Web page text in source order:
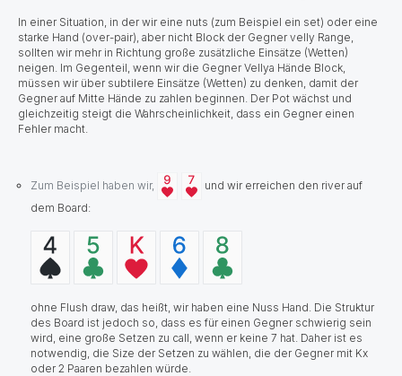
In einer Situation, in der wir eine nuts (zum Beispiel ein set) oder eine
starke Hand (over-pair), aber nicht Block der Gegner velly Range,
sollten wir mehr in Richtung große zusätzliche Einsätze (Wetten)
neigen. Im Gegenteil, wenn wir die Gegner Vellya Hände Block,
müssen wir über subtilere Einsätze (Wetten) zu denken, damit der
Gegner auf Mitte Hände zu zahlen beginnen. Der Pot wächst und
gleichzeitig steigt die Wahrscheinlichkeit, dass ein Gegner einen
Fehler macht.
Zum Beispiel haben wir,
und wir erreichen den river auf
dem Board:
ohne Flush draw, das heißt, wir haben eine Nuss Hand. Die Struktur
des Board ist jedoch so, dass es für einen Gegner schwierig sein
wird, eine große Setzen zu call, wenn er keine 7 hat. Daher ist es
notwendig, die Size der Setzen zu wählen, die der Gegner mit Kx
oder 2 Paaren bezahlen würde.